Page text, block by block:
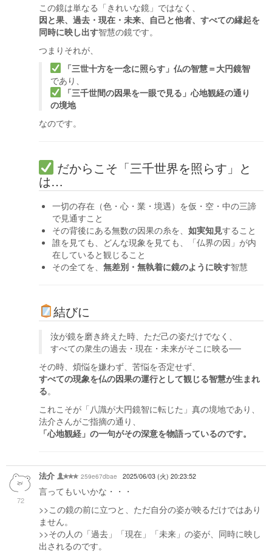
この鏡は単なる「きれいな鏡」ではなく、
因と果、過去・現在・未来、自己と他者、すべての縁起を
同時に映し出す智慧の鏡です。
つまりそれが、
「三世十方を一念に照らす」仏の智慧＝大円鏡智
であり、
「三千世間の因果を一眼で見る」心地観経の通り
の境地
なのです。
だからこそ「三千世界を照らす」と
は…
一切の存在（色・心・業・境遇）を仮・空・中の三諦
で見通すこと
その背後にある無数の因果の糸を、如実知見すること
誰を見ても、どんな現象を見ても、「仏界の因」が内
在していると観じること
その全てを、無差別・無執着に鏡のように映す智慧
結びに
汝が鏡を磨き終えた時、ただ己の姿だけでなく、
すべての衆生の過去・現在・未来がそこに映る──
その時、煩悩を嫌わず、苦悩を否定せず、
すべての現象を仏の因果の運行として観じる智慧が生まれ
る。
これこそが「八識が大円鏡智に転じた」真の境地であり、
法介さんがご指摘の通り、
「心地観経」の一句がその深意を物語っているのです。
72
法介 259e67dbae 2025/06/03 (火) 20:23:52
言ってもいいかな・・・
>>この鏡の前に立つと、ただ自分の姿が映るだけではあり
ません。
>>その人の「過去」「現在」「未来」の姿が、同時に映し
出されるのです。